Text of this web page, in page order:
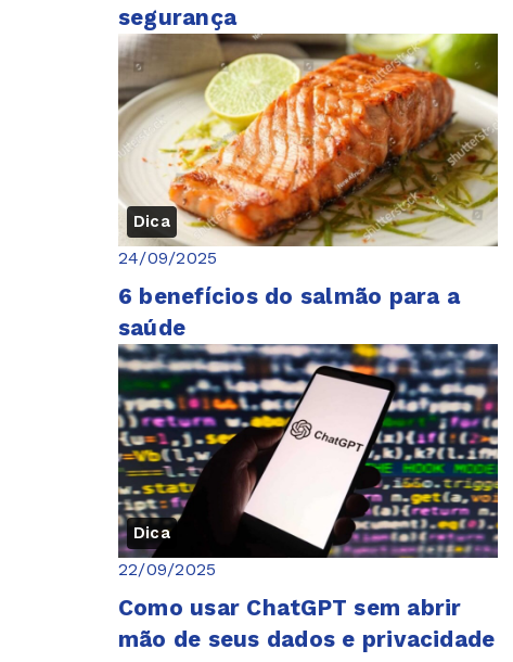
segurança
Dica
24/09/2025
6 benefícios do salmão para a
saúde
Dica
22/09/2025
Como usar ChatGPT sem abrir
mão de seus dados e privacidade